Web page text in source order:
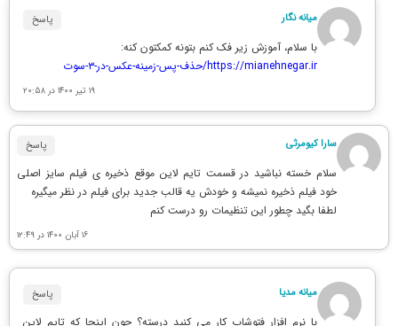
میانه نگار پاسخ
با سلام، آموزش زیر فک کنم بتونه کمکتون کنه:
https://mianehnegar.ir/حذف-پس-زمینه-عکس-در-۳-سوت
۱۹ تیر ۱۴۰۰ در ۲۰:۵۸
سارا کیومرثی پاسخ
سلام خسته نباشید در قسمت تایم لاین موقع ذخیره ی فیلم سایز اصلی
خود فیلم ذخیره نمیشه و خودش یه قالب جدید برای فیلم در نظر میگیره
لطفا بگید چطور این تنظیمات رو درست کنم
۱۶ آبان ۱۴۰۰ در ۱۲:۴۹
میانه مدیا پاسخ
با نرم افزار فتوشاپ کار می کنید درسته؟ چون اینجا که تایم لاین